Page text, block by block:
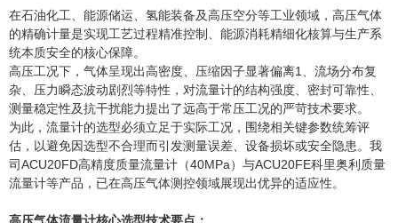
在石油化工、能源储运、氢能装备及高压空分等工业领域，高压气体
的精确计量是实现工艺过程精准控制、能源消耗精细化核算与生产系
统本质安全的核心保障。
高压工况下， 气体呈现出高密度、压缩因子显著偏离1、流场分布复
杂、压力瞬态波动剧烈等特性， 对流量计的结构强度、密封可靠性、
测量稳定性及抗干扰能力提出了远高于常压工况的严苛技术要求。
为此，流量计的选型必须立足于实际工况，围绕相关键参数统筹评
估，以避免因选型不合理而引发测量误差、设备损坏或安全隐患。我
司ACU20FD高精度质量流量计（40MPa）与ACU20FE科里奥利质量
流量计等产品，已在高压气体测控领域展现出优异的适应性。